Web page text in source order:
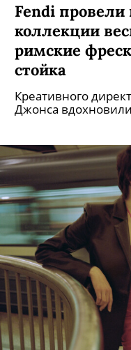
Fendi
коллекции
римские
стойка
Креативного
Джонса